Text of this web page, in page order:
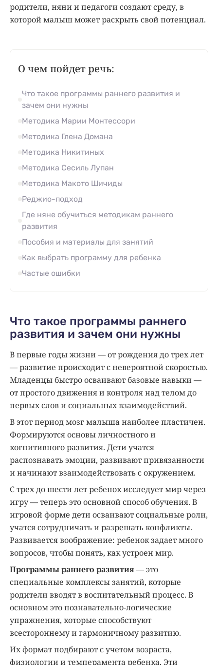
родители, няни и педагоги создают среду, в
которой малыш может раскрыть свой потенциал.
О чем пойдет речь:
Что такое программы раннего развития и
зачем они нужны
Методика Марии Монтессори
Методика Глена Домана
Методика Никитиных
Методика Сесиль Лупан
Методика Макото Шичиды
Реджио-подход
Где няне обучиться методикам раннего
развития
Пособия и материалы для занятий
Как выбрать программу для ребенка
Частые ошибки
Что такое программы раннего
развития и зачем они нужны
В первые годы жизни — от рождения до трех лет
— развитие происходит с невероятной скоростью.
Младенцы быстро осваивают базовые навыки —
от простого движения и контроля над телом до
первых слов и социальных взаимодействий.
В этот период мозг малыша наиболее пластичен.
Формируются основы личностного и
когнитивного развития. Дети учатся
распознавать эмоции, развивают привязанности
и начинают взаимодействовать с окружением.
С трех до шести лет ребенок исследует мир через
игру — теперь это основной способ обучения. В
игровой форме дети осваивают социальные роли,
учатся сотрудничать и разрешать конфликты.
Развивается воображение: ребенок задает много
вопросов, чтобы понять, как устроен мир.
Программы раннего развития— это
специальные комплексы занятий, которые
родители вводят в воспитательный процесс. В
основном это познавательно-логические
упражнения, которые способствуют
всестороннему и гармоничному развитию.
Их формат подбирают с учетом возраста,
физиологии и темперамента ребенка. Эти